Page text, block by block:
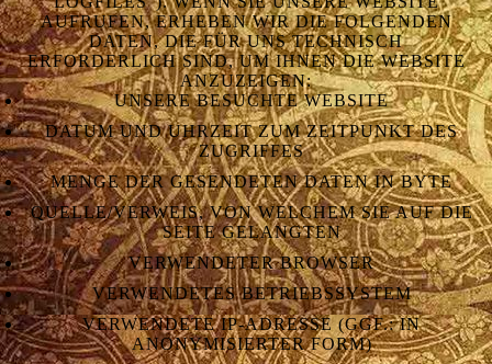
UFRUFEN, ERHEBEN WIR DIE FOLGENDEN D
ATEN, DIE FÜR UNS TECHNISCH E
RFORDERLICH SIND, UM IHNEN DIE WEBSITE A
NZUZEIGEN:
UNSERE BESUCHTE WEBSITE
DATUM UND UHRZEIT ZUM ZEITPUNKT DES
ZUGRIFFES
MENGE DER GESENDETEN DATEN IN BYTE
QUELLE/VERWEIS, VON WELCHEM SIE AUF DIE
SEITE GELANGTEN
VERWENDETER BROWSER
VERWENDETES BETRIEBSSYSTEM
VERWENDETE IP-ADRESSE (GGF.: IN
ANONYMISIERTER FORM)